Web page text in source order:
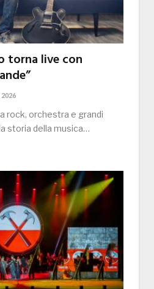
torna live con
rock, orchestra e grandi
storia della musica…